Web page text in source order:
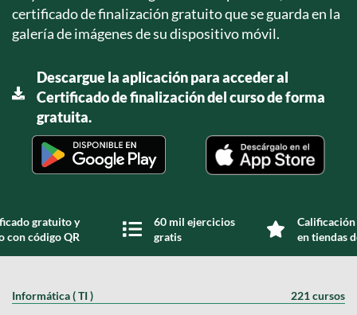
certificado de finalización gratuito que se guarda en la
galería de imágenes de su dispositivo móvil.
Descargue la aplicación para acceder al
Certificado de finalización del curso de forma
gratuita.
gratuito y
con código QR
60 mil ejercicios
gratis
en tiendas
Informática ( TI ) 221 cursos